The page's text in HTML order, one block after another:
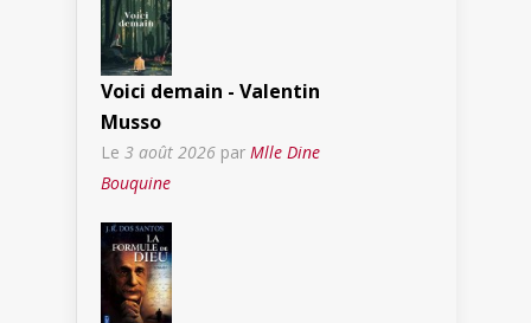
Voici demain - Valentin
Musso
Le 3 août 2026 par Mlle Dine
Bouquine